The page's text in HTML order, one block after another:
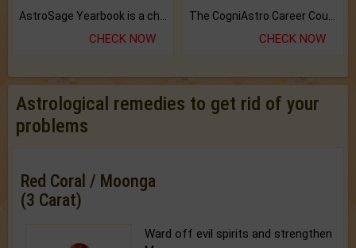
CHECK NOW CHECK NOW
Astrological remedies to get rid of your
problems
Red Coral / Moonga
(3 Carat)
Ward off evil spirits and strengthen